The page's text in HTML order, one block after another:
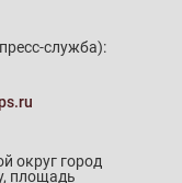
служба):
округ город
площадь